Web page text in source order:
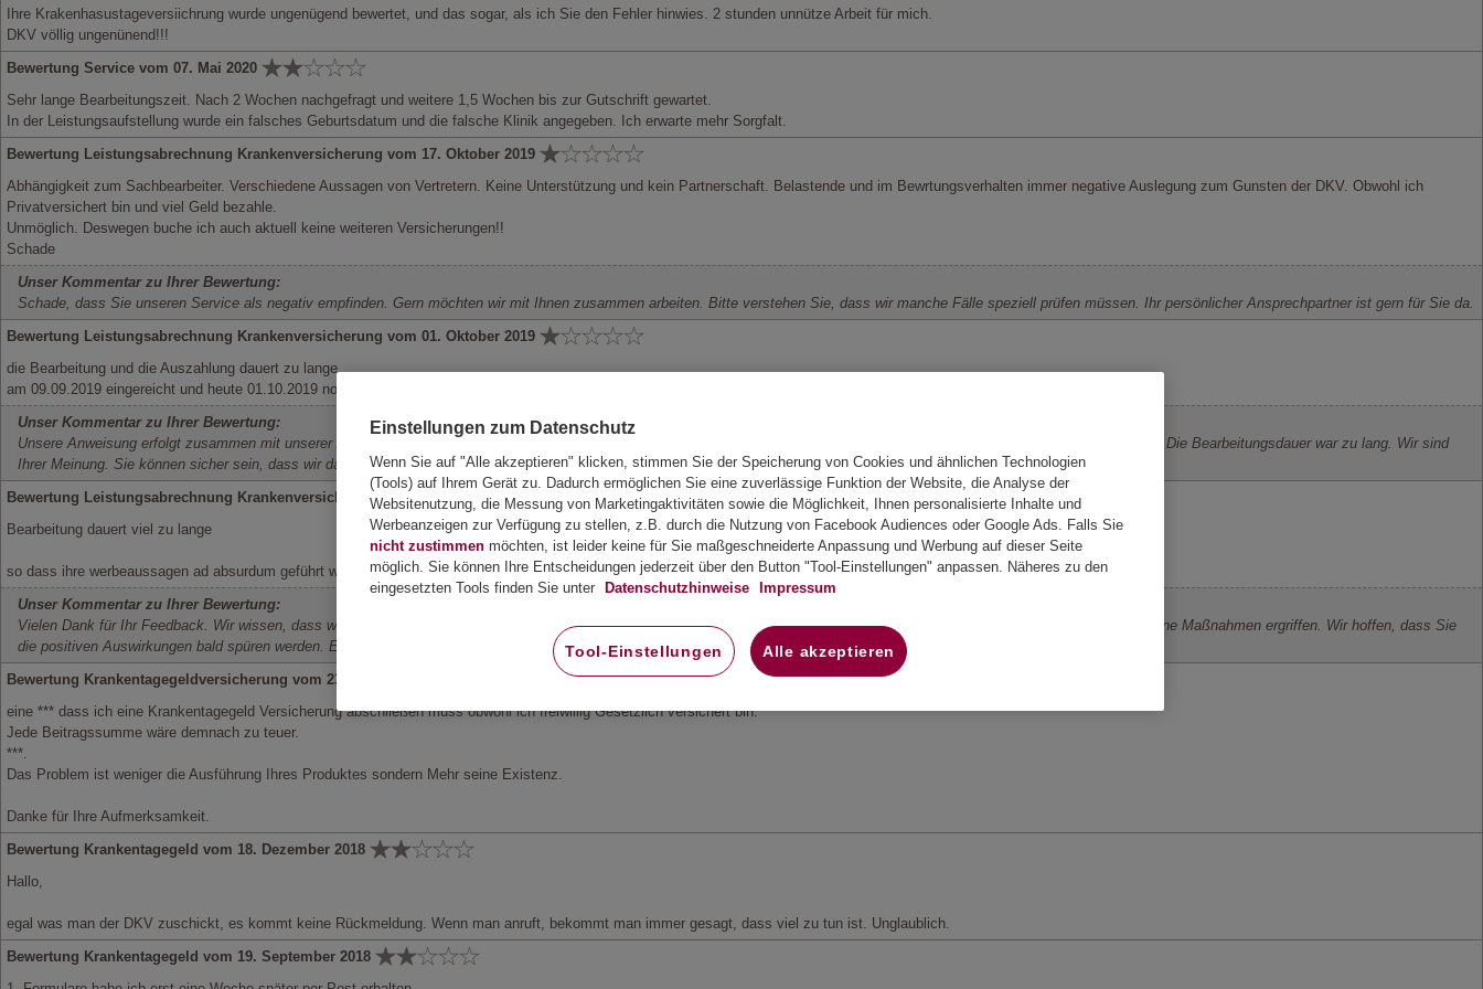
Ihre Krakenhasustageversiichrung wurde ungenügend bewertet, und das sogar, als ich Sie den Fehler hinwies. 2 stunden unnütze Arbeit für mich.
DKV völlig ungenünend!!!
Bewertung Service vom 07. Mai 2020
Sehr lange Bearbeitungszeit. Nach 2 Wochen nachgefragt und weitere 1,5 Wochen bis zur Gutschrift gewartet.
In der Leistungsaufstellung wurde ein falsches Geburtsdatum und die falsche Klinik angegeben. Ich erwarte mehr Sorgfalt.
Bewertung Leistungsabrechnung Krankenversicherung vom 17. Oktober 2019
Abhängigkeit zum Sachbearbeiter. Verschiedene Aussagen von Vertretern. Keine Unterstützung und kein Partnerschaft. Belastende und im Bewrtungsverhalten immer negative Auslegung zum Gunsten der DKV. Obwohl ich
Privatversichert bin und viel Geld bezahle.
Unmöglich. Deswegen buche ich auch aktuell keine weiteren Versicherungen!!
Schade
Unser Kommentar zu Ihrer Bewertung:
Schade, dass Sie unseren Service als negativ empfinden. Gern möchten wir mit Ihnen zusammen arbeiten. Bitte verstehen Sie, dass wir manche Fälle speziell prüfen müssen. Ihr persönlicher Ansprechpartner ist gern für Sie da.
Bewertung Leistungsabrechnung Krankenversicherung vom 01. Oktober 2019
die Bearbeitung und die Auszahlung dauert zu lange.
am 09.09.2019 eingereicht und heute 01.10.2019 noch nicht auf dem Konto.
Unser Kommentar zu Ihrer Bewertung:
Unsere Anweisung erfolgt zusammen mit unserer Abrechnung. Bitte beachten Sie, dass wir keinen Einfluss auf die Bearbeitung der Bank haben. Dennoch verstehen wir Ihre Kritik: Die Bearbeitungsdauer war zu lang. Wir sind
Ihrer Meinung. Sie können sicher sein, dass wir daran arbeiten, diese zu verbessern.
Bewertung Leistungsabrechnung Krankenversicherung vom 08. September 2019
Bearbeitung dauert viel zu lange
so dass ihre werbeaussagen ad absurdum geführt werden
Unser Kommentar zu Ihrer Bewertung:
Vielen Dank für Ihr Feedback. Wir wissen, dass wir die aktuellen Bearbeitungszeiten verkürzen müssen. Dies ist eines unserer höchsten Ziele. Hierfür haben wir bereits verschiedene Maßnahmen ergriffen. Wir hoffen, dass Sie
die positiven Auswirkungen bald spüren werden. Es würde uns freuen. Ihr ERGO Team
Bewertung Krankentagegeldversicherung vom 23. Januar 2019
eine *** dass ich eine Krankentagegeld Versicherung abschließen muss obwohl ich freiwillig Gesetzlich versichert bin.
Jede Beitragssumme wäre demnach zu teuer.
***.
Das Problem ist weniger die Ausführung Ihres Produktes sondern Mehr seine Existenz.
Danke für Ihre Aufmerksamkeit.
Bewertung Krankentagegeld vom 18. Dezember 2018
Hallo,
egal was man der DKV zuschickt, es kommt keine Rückmeldung. Wenn man anruft, bekommt man immer gesagt, dass viel zu tun ist. Unglaublich.
Bewertung Krankentagegeld vom 19. September 2018
Einstellungen zum Datenschutz
Wenn Sie auf "Alle akzeptieren" klicken, stimmen Sie der Speicherung von Cookies und ähnlichen Technologien
(Tools) auf Ihrem Gerät zu. Dadurch ermöglichen Sie eine zuverlässige Funktion der Website, die Analyse der
Websitenutzung, die Messung von Marketingaktivitäten sowie die Möglichkeit, Ihnen personalisierte Inhalte und
Werbeanzeigen zur Verfügung zu stellen, z.B. durch die Nutzung von Facebook Audiences oder Google Ads. Falls Sie
nicht zustimmen möchten, ist leider keine für Sie maßgeschneiderte Anpassung und Werbung auf dieser Seite
möglich. Sie können Ihre Entscheidungen jederzeit über den Button "Tool-Einstellungen" anpassen. Näheres zu den
eingesetzten Tools finden Sie unter
Datenschutzhinweise Impressum
Tool-Einstellungen Alle akzeptieren